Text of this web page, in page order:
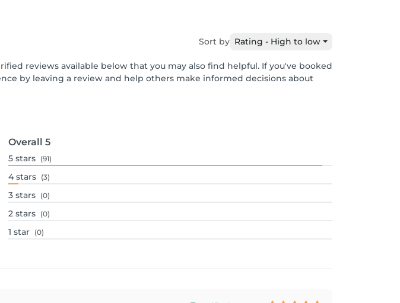
Sort by Rating - High to low
reviews available below that you may also find helpful. If you've booked
by leaving a review and help others make informed decisions about
Overall 5
5 stars (91)
4 stars (3)
3 stars (0)
2 stars (0)
1 star (0)